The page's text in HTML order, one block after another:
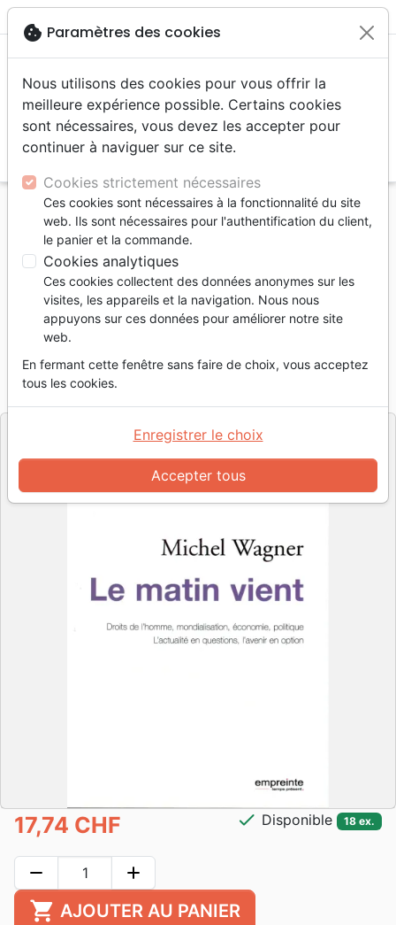
menu
Accueil Livres
Événements actuels
Matin vient (Le) - L'actualité en question l'avenir en
option
Le matin vient
L'actualité en question l'avenir en option
Auteur :
RéférenceEMP4042 EAN 9782356140425
Empreinte
17,74 CHF check Disponible 18 ex.
remove add
shopping_cart AJOUTER AU PANIER
cookie Paramètres des cookies
Nous utilisons des cookies pour vous offrir la
meilleure expérience possible. Certains cookies
sont nécessaires, vous devez les accepter pour
continuer à naviguer sur ce site.
Cookies strictement nécessaires
Ces cookies sont nécessaires à la fonctionnalité du site
web. Ils sont nécessaires pour l'authentification du client,
le panier et la commande.
Cookies analytiques
Ces cookies collectent des données anonymes sur les
visites, les appareils et la navigation. Nous nous
appuyons sur ces données pour améliorer notre site
web.
En fermant cette fenêtre sans faire de choix, vous acceptez
tous les cookies.
Accepter tous
Enregistrer le choix